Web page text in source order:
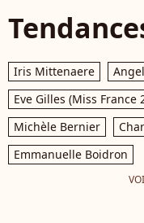
Iris Mittenaere
Eve Gilles (Miss France
Michèle Bernier
Emmanuelle Boidron